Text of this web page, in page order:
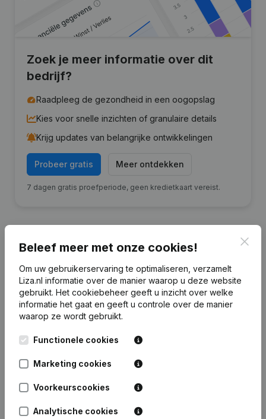
Zoek je meer informatie over dit
bedrijf?
Raadpleeg de gezondheid in een oogopslag
Kies voor snelle inzichten of granulaire details
Krijg updates van belangrijke ontwikkelingen
Probeer gratis Meer ontdekken
7 dagen gratis proefperiode, geen kredietkaart vereist.
Financiële gegevens van David Holding
2024 2023 2022
vermogen
€ -33.630 -25.688
Personeel 1
Beleef meer met onze cookies!
Om uw gebruikerservaring te optimaliseren, verzamelt
Liza.nl informatie over de manier waarop u deze website
gebruikt. Het cookiebeheer geeft u inzicht over welke
informatie het gaat en geeft u controle over de manier
waarop ze wordt gebruikt.
Functionele cookies
Marketing cookies
Voorkeurscookies
Analytische cookies